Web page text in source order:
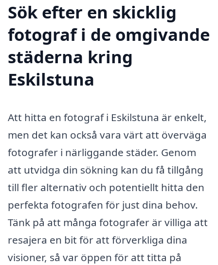
Sök efter en skicklig
fotograf i de omgivande
städerna kring
Eskilstuna
Att hitta en fotograf i Eskilstuna är enkelt,
men det kan också vara värt att överväga
fotografer i närliggande städer. Genom
att utvidga din sökning kan du få tillgång
till fler alternativ och potentiellt hitta den
perfekta fotografen för just dina behov.
Tänk på att många fotografer är villiga att
resajera en bit för att förverkliga dina
visioner, så var öppen för att titta på